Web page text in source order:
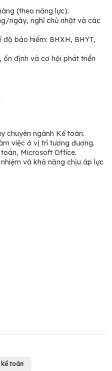
(theo năng lực).
ngày, nghỉ chủ nhật và các
bảo hiểm: BHXH, BHYT,
ổn định và cơ hội phát triển
chuyên ngành Kế toán.
việc ở vị trí tương đương.
Microsoft Office.
và khả năng chịu áp lực
kế toán